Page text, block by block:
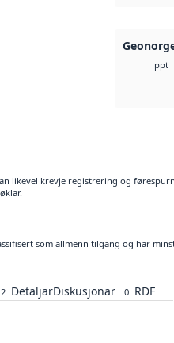
ppt
likevel krevje registrering og
som allmenn tilgang og har
2 DetaljarDiskusjonar 0 RDF